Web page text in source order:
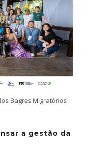
Bagres Migratórios
a gestão da